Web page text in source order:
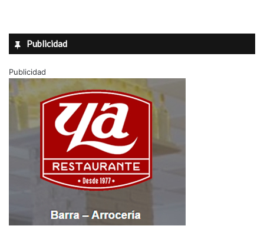
Publicidad
Publicidad